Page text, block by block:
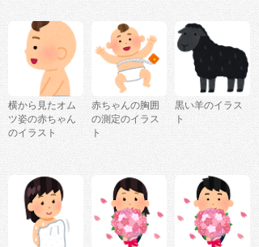
横から見たオム
ツ姿の赤ちゃん
のイラスト
赤ちゃんの胸囲
の測定のイラス
ト
黒い羊のイラス
ト